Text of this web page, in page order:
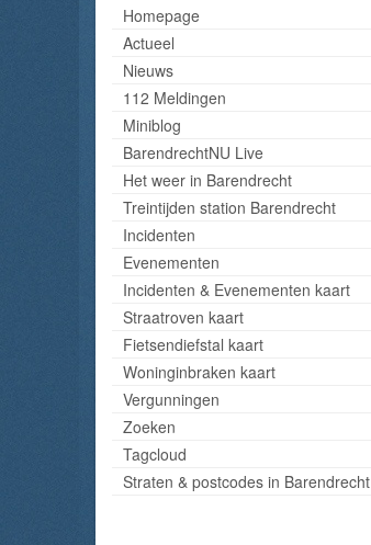
Homepage
Actueel
Nieuws
112 Meldingen
Miniblog
BarendrechtNU Live
Het weer in Barendrecht
Treintijden station Barendrecht
Incidenten
Evenementen
Incidenten & Evenementen kaart
Straatroven kaart
Fietsendiefstal kaart
Woninginbraken kaart
Vergunningen
Zoeken
Tagcloud
Straten & postcodes in Barendrecht